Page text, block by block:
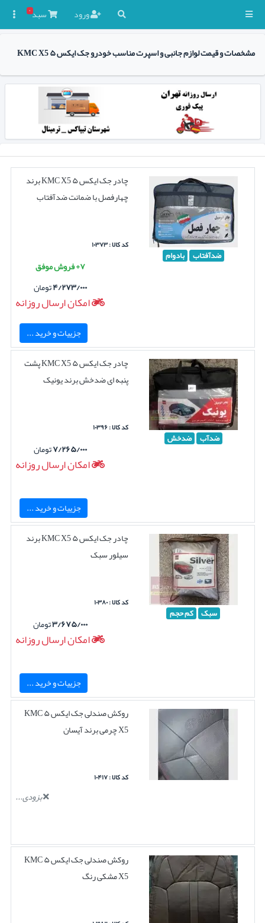
ورود سبد۰
مشخصات و قیمت لوازم جانبی و اسپرت مناسب خودرو جک ایکس ۵ KMC X5
ضدآفتاب بادوام
چادر جک ایکس ۵ KMC X5 برند
چهارفصل با ضمانت ضدآفتاب
کد کالا : ۱۰۳۷۳
۷+ فروش موفق
۴/۲۷۳/۰۰۰تومان
امکان ارسال روزانه
جزییات و خرید ...
ضدآب ضدخش
چادر جک ایکس ۵ KMC X5 پشت
پنبه ای ضدخش برند یونیک
کد کالا : ۱۰۳۹۶
۷/۲۶۵/۰۰۰تومان
امکان ارسال روزانه
جزییات و خرید ...
سبک کم حجم
چادر جک ایکس ۵ KMC X5 برند
سیلور سبک
کد کالا : ۱۰۳۸۰
۳/۶۷۵/۰۰۰تومان
امکان ارسال روزانه
جزییات و خرید ...
روکش صندلی جک ایکس ۵ KMC
X5 چرمی برند آیسان
کد کالا : ۱۰۴۱۷
بزودی...
روکش صندلی جک ایکس ۵ KMC
X5 مشکی رنگ